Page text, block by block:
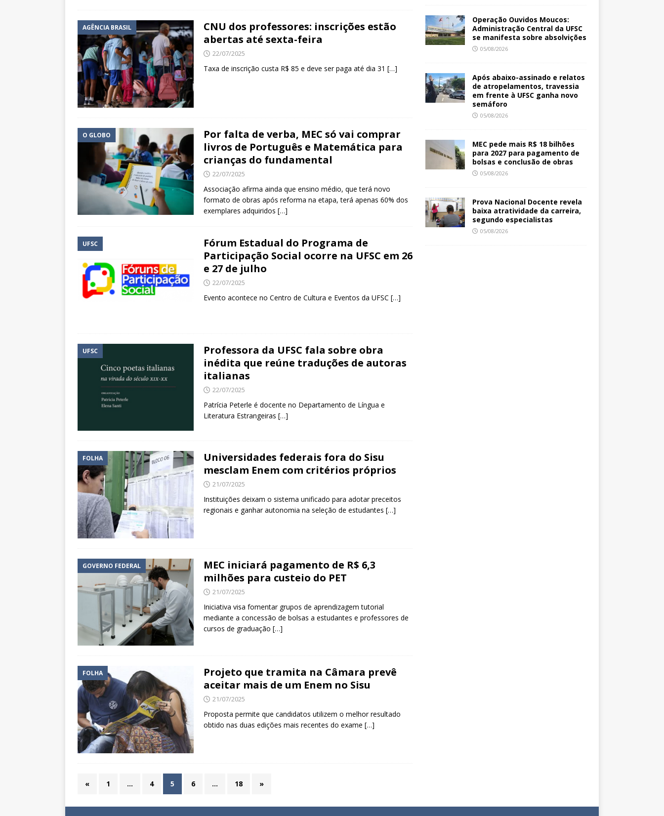
AGÊNCIA BRASIL
CNU dos professores: inscrições estão
abertas até sexta-feira
22/07/2025
Taxa de inscrição custa R$ 85 e deve ser paga até dia 31 […]
O GLOBO
Por falta de verba, MEC só vai comprar
livros de Português e Matemática para
crianças do fundamental
22/07/2025
Associação afirma ainda que ensino médio, que terá novo
formato de obras após reforma na etapa, terá apenas 60% dos
exemplares adquiridos […]
UFSC
Fórum Estadual do Programa de
Participação Social ocorre na UFSC em 26
e 27 de julho
22/07/2025
Evento acontece no Centro de Cultura e Eventos da UFSC […]
UFSC
Professora da UFSC fala sobre obra
inédita que reúne traduções de autoras
italianas
22/07/2025
Patrícia Peterle é docente no Departamento de Língua e
Literatura Estrangeiras […]
FOLHA
Universidades federais fora do Sisu
mesclam Enem com critérios próprios
21/07/2025
Instituições deixam o sistema unificado para adotar preceitos
regionais e ganhar autonomia na seleção de estudantes […]
GOVERNO FEDERAL
MEC iniciará pagamento de R$ 6,3
milhões para custeio do PET
21/07/2025
Iniciativa visa fomentar grupos de aprendizagem tutorial
mediante a concessão de bolsas a estudantes e professores de
cursos de graduação […]
FOLHA
Projeto que tramita na Câmara prevê
aceitar mais de um Enem no Sisu
21/07/2025
Proposta permite que candidatos utilizem o melhor resultado
obtido nas duas edições mais recentes do exame […]
« 1 … 4 5 6 … 18 »
Operação Ouvidos Moucos:
Administração Central da UFSC
se manifesta sobre absolvições
05/08/2026
Após abaixo-assinado e relatos
de atropelamentos, travessia
em frente à UFSC ganha novo
semáforo
05/08/2026
MEC pede mais R$ 18 bilhões
para 2027 para pagamento de
bolsas e conclusão de obras
05/08/2026
Prova Nacional Docente revela
baixa atratividade da carreira,
segundo especialistas
05/08/2026